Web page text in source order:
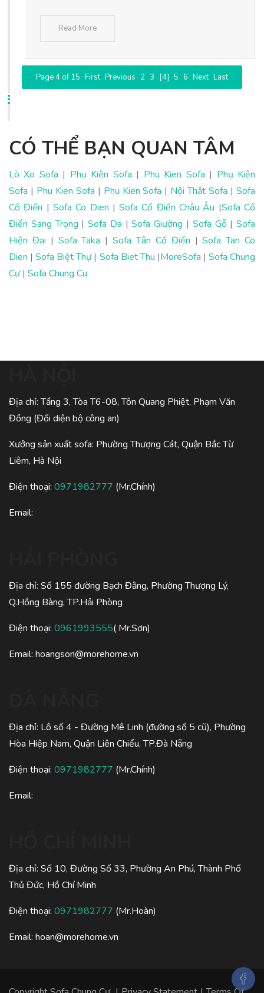
Read More
Page 4 of 15 First Previous 2 3 [4] 5 6 Next Last
CÓ THỂ BẠN QUAN TÂM
Lò Xo Sofa | Phụ Kiện Sofa | Phu Kien Sofa | Phụ Kiện
Sofa | Phu Kien Sofa | Phu Kien Sofa | Nội Thất Sofa |Sofa
Cổ Điển | Sofa Co Dien |Sofa Cổ Điển Châu Âu |Sofa Cổ
Điển Sang Trọng |Sofa Da |Sofa Giường | Sofa Gỗ|Sofa
Hiện Đại | Sofa Taka |Sofa Tân Cổ Điển |Sofa Tan Co
Dien |Sofa Biệt Thự| Sofa Biet Thu |MoreSofa | Sofa Chung
Cư| Sofa Chung Cu
Địa chỉ: Tầng 3, Tòa T6-08, Tôn Quang Phiệt, Phạm Văn
Đồng (Đối diện bộ công an)
Xưởng sản xuất sofa: Phường Thượng Cát, Quận Bắc Từ
Liêm, Hà Nội
Điện thoại: 0971982777 (Mr.Chính)
Email:
Địa chỉ: Số 155 đường Bạch Đằng, Phường Thượng Lý,
Q.Hồng Bàng, TP.Hải Phòng
Điện thoại: 0961993555( Mr.Sơn)
Email: hoangson@morehome.vn
Địa chỉ: Lô số 4 - Đường Mê Linh (đường số 5 cũ), Phường
Hòa Hiệp Nam, Quận Liên Chiểu, TP.Đà Nẵng
Điện thoại: 0971982777 (Mr.Chính)
Email:
Địa chỉ: Số 10, Đường Số 33, Phường An Phú, Thành Phố
Thủ Đức, Hồ Chí Minh
Điện thoại: 0971982777 (Mr.Hoàn)
Email: hoan@morehome.vn